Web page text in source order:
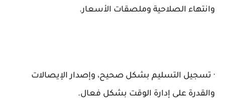
وانتهاء الصلاحية وملصقات الأسعار.
· تسجيل التسليم بشكل صحيح، وإصدار الإيصالات
والقدرة على إدارة الوقت بشكل فعال.